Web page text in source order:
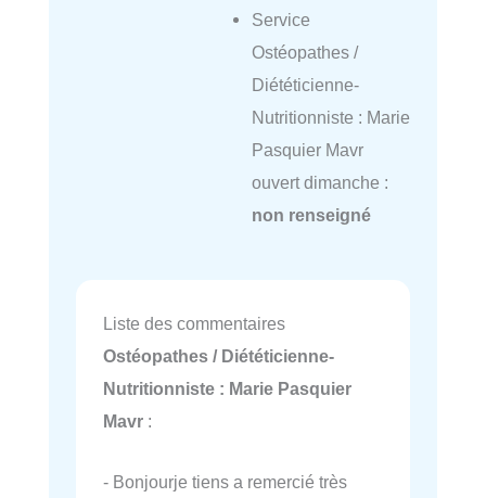
Service
Ostéopathes /
Diététicienne-
Nutritionniste : Marie
Pasquier Mavr
ouvert dimanche :
non renseigné
Liste des commentaires
Ostéopathes / Diététicienne-
Nutritionniste : Marie Pasquier
Mavr :
- Bonjourje tiens a remercié très